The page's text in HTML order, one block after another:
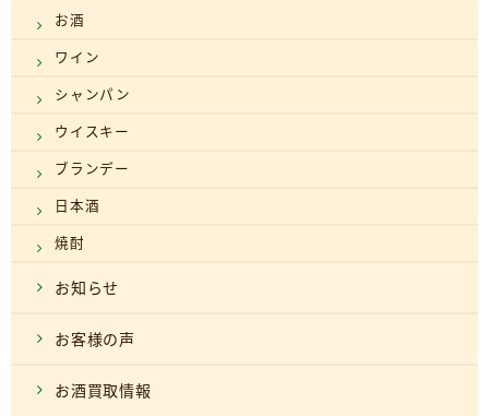
お酒
ワイン
シャンパン
ウイスキー
ブランデー
日本酒
焼酎
お知らせ
お客様の声
お酒買取情報